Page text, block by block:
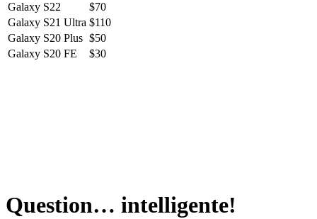
Galaxy S22
$70
Galaxy S21 Ultra $110
Galaxy S20 Plus $50
Galaxy S20 FE
$30
Question… intelligente!